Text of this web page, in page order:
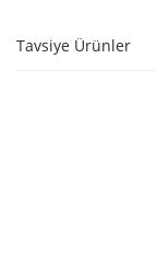
Tavsiye Ürünler